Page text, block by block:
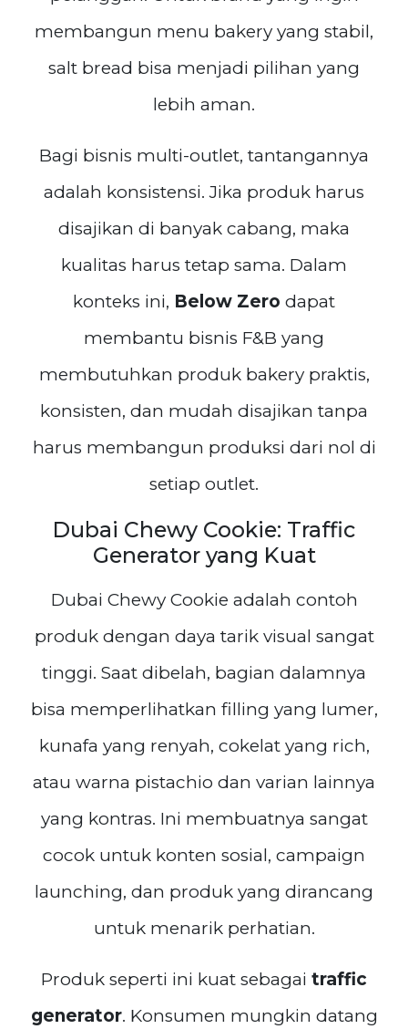
membangun menu bakery yang stabil,
salt bread bisa menjadi pilihan yang
lebih aman.
Bagi bisnis multi-outlet, tantangannya
adalah konsistensi. Jika produk harus
disajikan di banyak cabang, maka
kualitas harus tetap sama. Dalam
konteks ini, Below Zero dapat
membantu bisnis F&B yang
membutuhkan produk bakery praktis,
konsisten, dan mudah disajikan tanpa
harus membangun produksi dari nol di
setiap outlet.
Dubai Chewy Cookie: Traffic
Generator yang Kuat
Dubai Chewy Cookie adalah contoh
produk dengan daya tarik visual sangat
tinggi. Saat dibelah, bagian dalamnya
bisa memperlihatkan filling yang lumer,
kunafa yang renyah, cokelat yang rich,
atau warna pistachio dan varian lainnya
yang kontras. Ini membuatnya sangat
cocok untuk konten sosial, campaign
launching, dan produk yang dirancang
untuk menarik perhatian.
Produk seperti ini kuat sebagai traffic
generator. Konsumen mungkin datang